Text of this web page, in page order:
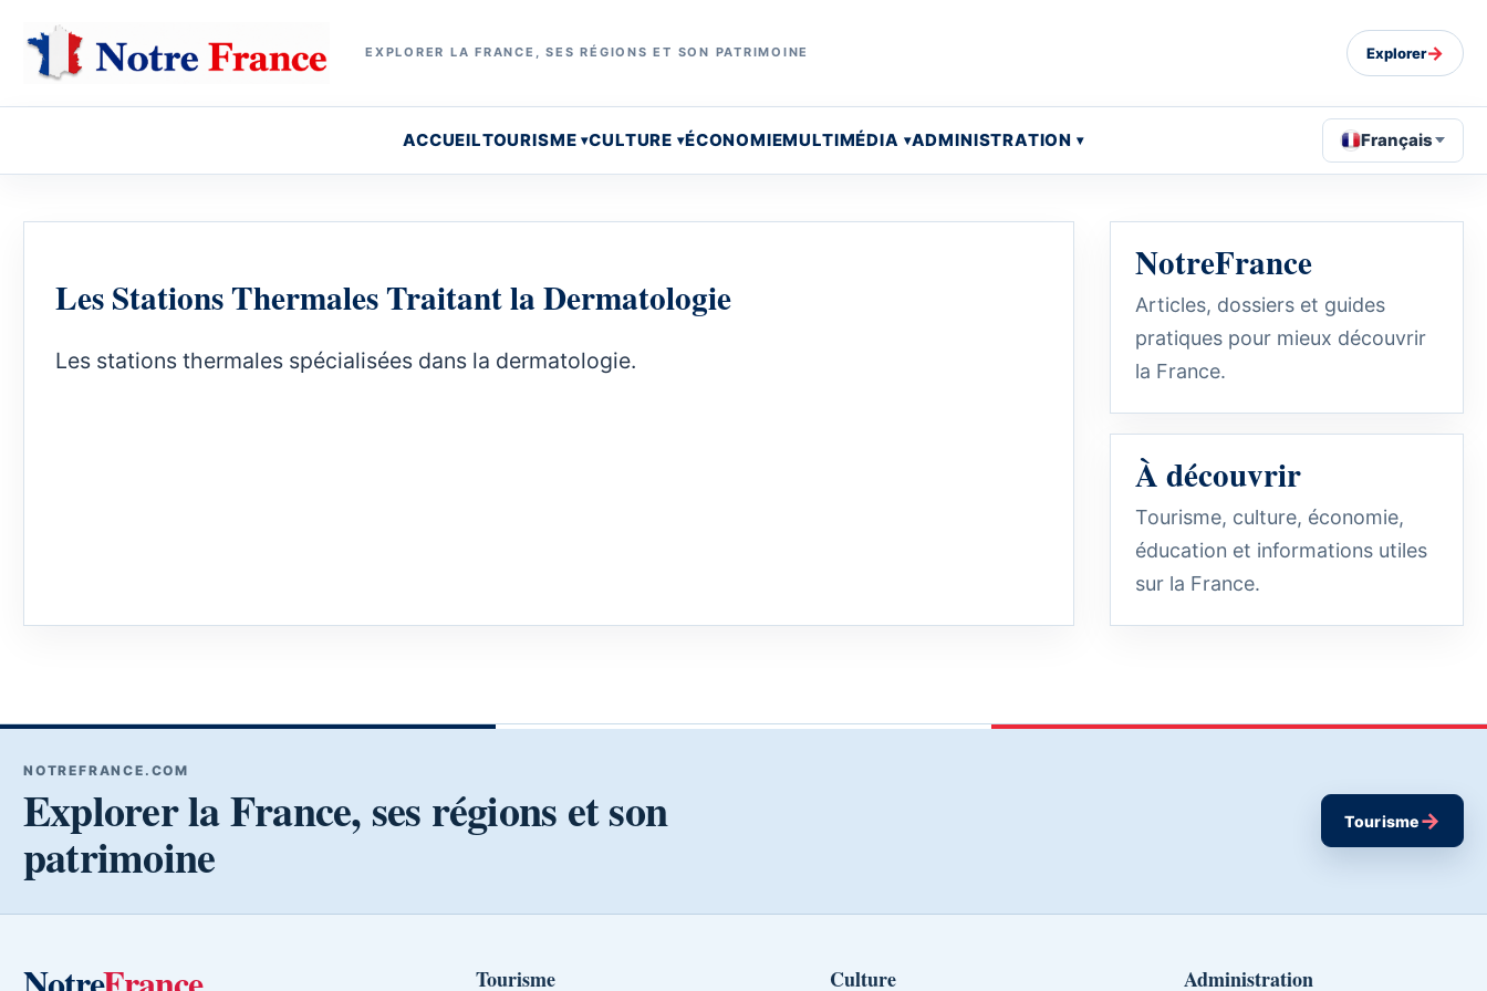
EXPLORER LA FRANCE, SES RÉGIONS ET SON PATRIMOINE Explorer→
ACCUEILTOURISME CULTURE ÉCONOMIEMULTIMÉDIA ADMINISTRATION Français
Les Stations Thermales Traitant la Dermatologie
Les stations thermales spécialisées dans la dermatologie.
NotreFrance
Articles, dossiers et guides
pratiques pour mieux découvrir
la France.
À découvrir
Tourisme, culture, économie,
éducation et informations utiles
sur la France.
NOTREFRANCE.COM
Explorer la France, ses régions et son
patrimoine
Tourisme→
Tourisme Culture Administration